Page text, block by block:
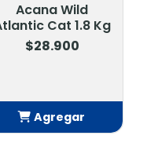
Wild
1.8 Kg